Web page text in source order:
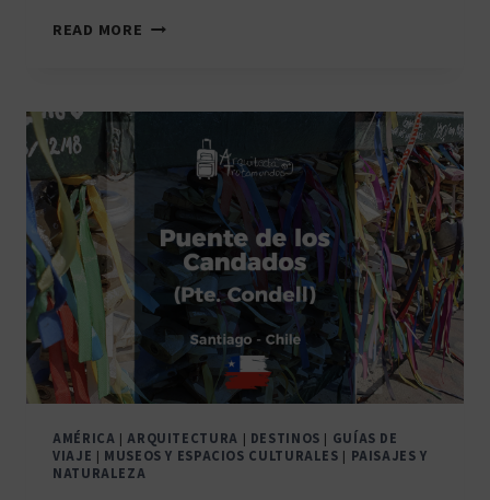
READ MORE LAS
PIEDRA
AL
AIRE
LIBRE
AMÉRICA |ARQUITECTURA | DESTINOS | GUÍAS DE
VIAJE | MUSEOS Y ESPACIOS CULTURALES | PAISAJES Y
NATURALEZA